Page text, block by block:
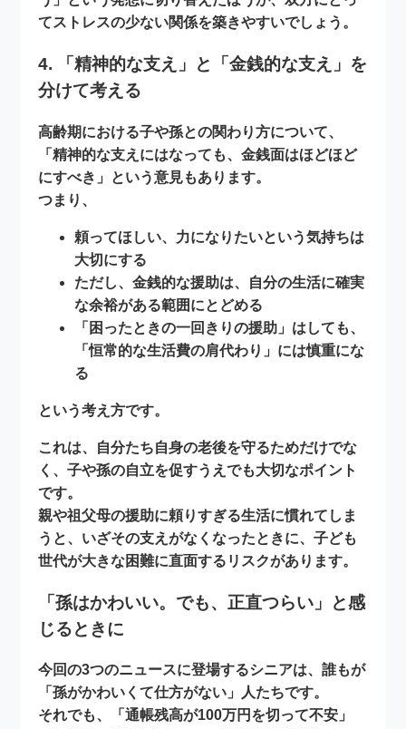
てストレスの少ない関係を築きやすいでしょう。
4. 「精神的な支え」と「金銭的な支え」を
分けて考える
高齢期における子や孫との関わり方について、
「精神的な支えにはなっても、金銭面はほどほど
にすべき」という意見もあります。
つまり、
頼ってほしい、力になりたいという気持ちは
大切にする
ただし、金銭的な援助は、自分の生活に確実
な余裕がある範囲にとどめる
「困ったときの一回きりの援助」はしても、
「恒常的な生活費の肩代わり」には慎重にな
る
という考え方です。
これは、自分たち自身の老後を守るためだけでな
く、子や孫の自立を促すうえでも大切なポイント
です。
親や祖父母の援助に頼りすぎる生活に慣れてしま
うと、いざその支えがなくなったときに、子ども
世代が大きな困難に直面するリスクがあります。
「孫はかわいい。でも、正直つらい」と感
じるときに
今回の3つのニュースに登場するシニアは、誰もが
「孫がかわいくて仕方がない」人たちです。
それでも、「通帳残高が100万円を切って不安」